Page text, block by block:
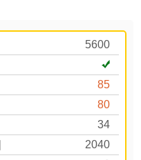
5600
85
80
34
2040